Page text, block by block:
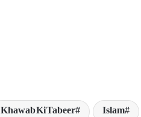
Islam
Khawab Ki Tabeer